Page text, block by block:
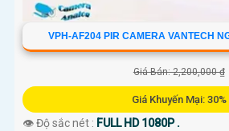
VPH-AF204 PIR CAMERA VANTECH
Giá Bán: 2,200,000 ₫
Giá Khuyến Mại: 30%
👁 Độ sắc nét : FULL HD 1080P .